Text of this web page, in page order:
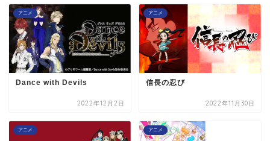
アニメ
Dance with Devils
2022年12月2日
アニメ
信長の忍び
2022年11月30日
アニメ アニメ